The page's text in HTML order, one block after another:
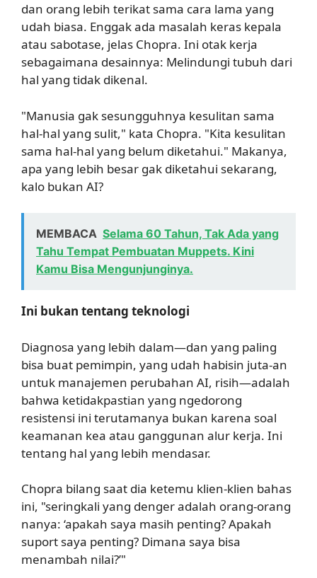
dan orang lebih terikat sama cara lama yang
udah biasa. Enggak ada masalah keras kepala
atau sabotase, jelas Chopra. Ini otak kerja
sebagaimana desainnya: Melindungi tubuh dari
hal yang tidak dikenal.
"Manusia gak sesungguhnya kesulitan sama
hal-hal yang sulit," kata Chopra. "Kita kesulitan
sama hal-hal yang belum diketahui." Makanya,
apa yang lebih besar gak diketahui sekarang,
kalo bukan AI?
MEMBACA Selama 60 Tahun, Tak Ada yang
Tahu Tempat Pembuatan Muppets. Kini
Kamu Bisa Mengunjunginya.
Ini bukan tentang teknologi
Diagnosa yang lebih dalam—dan yang paling
bisa buat pemimpin, yang udah habisin juta-an
untuk manajemen perubahan AI, risih—adalah
bahwa ketidakpastian yang ngedorong
resistensi ini terutamanya bukan karena soal
keamanan kea atau ganggunan alur kerja. Ini
tentang hal yang lebih mendasar.
Chopra bilang saat dia ketemu klien-klien bahas
ini, "seringkali yang denger adalah orang-orang
nanya: ‘apakah saya masih penting? Apakah
suport saya penting? Dimana saya bisa
menambah nilai?’"